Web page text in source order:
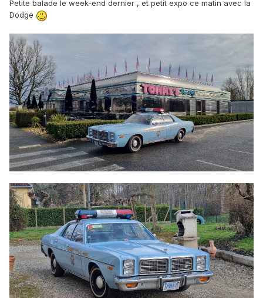
Petite balade le week-end dernier , et petit expo ce matin avec la
Dodge